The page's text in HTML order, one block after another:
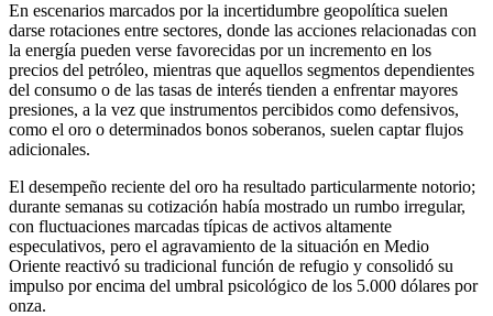
En escenarios marcados por la incertidumbre geopolítica suelen
darse rotaciones entre sectores, donde las acciones relacionadas con
la energía pueden verse favorecidas por un incremento en los
precios del petróleo, mientras que aquellos segmentos dependientes
del consumo o de las tasas de interés tienden a enfrentar mayores
presiones, a la vez que instrumentos percibidos como defensivos,
como el oro o determinados bonos soberanos, suelen captar flujos
adicionales.
El desempeño reciente del oro ha resultado particularmente notorio;
durante semanas su cotización había mostrado un rumbo irregular,
con fluctuaciones marcadas típicas de activos altamente
especulativos, pero el agravamiento de la situación en Medio
Oriente reactivó su tradicional función de refugio y consolidó su
impulso por encima del umbral psicológico de los 5.000 dólares por
onza.